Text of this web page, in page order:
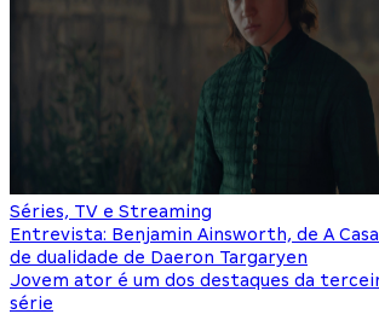
Séries, TV e Streaming
Entrevista: Benjamin Ainsworth, de A
de dualidade de Daeron Targaryen
Jovem ator é um dos destaques da
série